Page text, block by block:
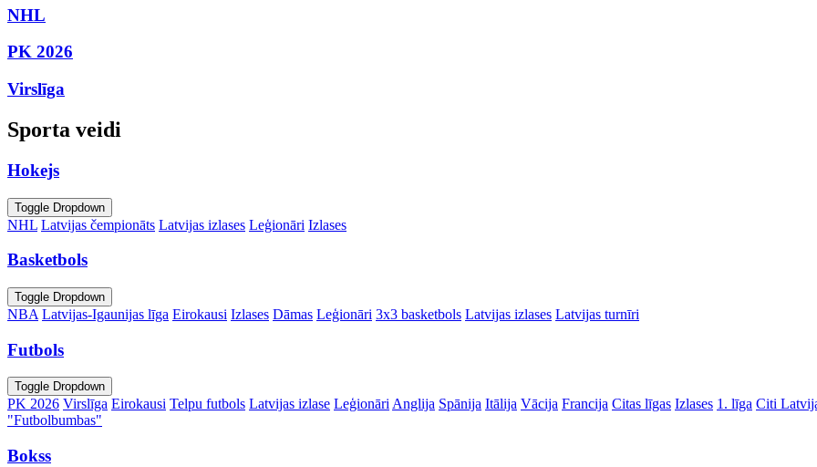
NHL
PK 2026
Virslīga
Sporta veidi
Hokejs
Toggle Dropdown
NHL Latvijas čempionāts Latvijas izlases Leģionāri Izlases
Basketbols
Toggle Dropdown
NBA Latvijas-Igaunijas līga Eirokausi Izlases Dāmas Leģionāri 3x3 basketbols Latvijas izlases Latvijas turnīri
Futbols
Toggle Dropdown
PK 2026 Virslīga Eirokausi Telpu futbols Latvijas izlase Leģionāri Anglija Spānija Itālija Vācija Francija Citas līgas Izlases 1. līga Citi
"Futbolbumbas"
Bokss